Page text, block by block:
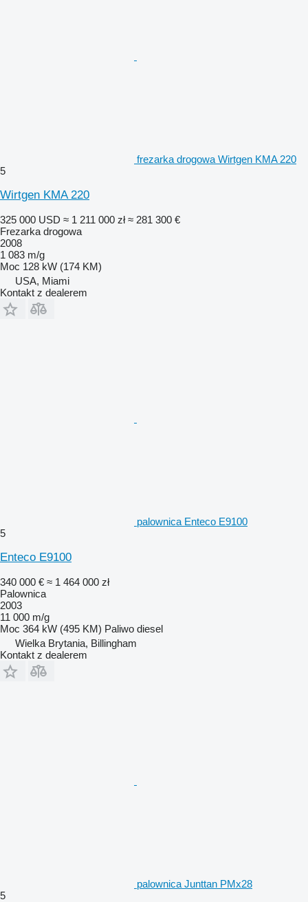
frezarka drogowa Wirtgen KMA 220
5
Wirtgen KMA 220
325 000 USD ≈ 1 211 000 zł ≈ 281 300 €
Frezarka drogowa
2008
1 083 m/g
Moc 128 kW (174 KM)
USA, Miami
Kontakt z dealerem
palownica Enteco E9100
5
Enteco E9100
340 000 € ≈ 1 464 000 zł
Palownica
2003
11 000 m/g
Moc 364 kW (495 KM) Paliwo diesel
Wielka Brytania, Billingham
Kontakt z dealerem
palownica Junttan PMx28
5